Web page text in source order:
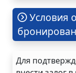
Условия
Для